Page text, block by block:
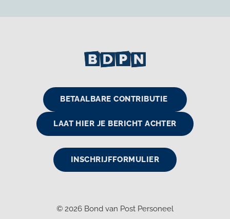
BETAALBARE CONTRIBUTIE
LAAT HIER JE BERICHT ACHTER
INSCHRIJFFORMULIER
© 2026 Bond van Post Personeel